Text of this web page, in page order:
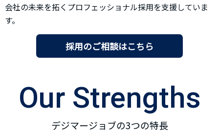
会社の未来を拓くプロフェッショナル採用を支援していま
す。
採用のご相談はこちら
Our Strengths
デジマージョブの3つの特長